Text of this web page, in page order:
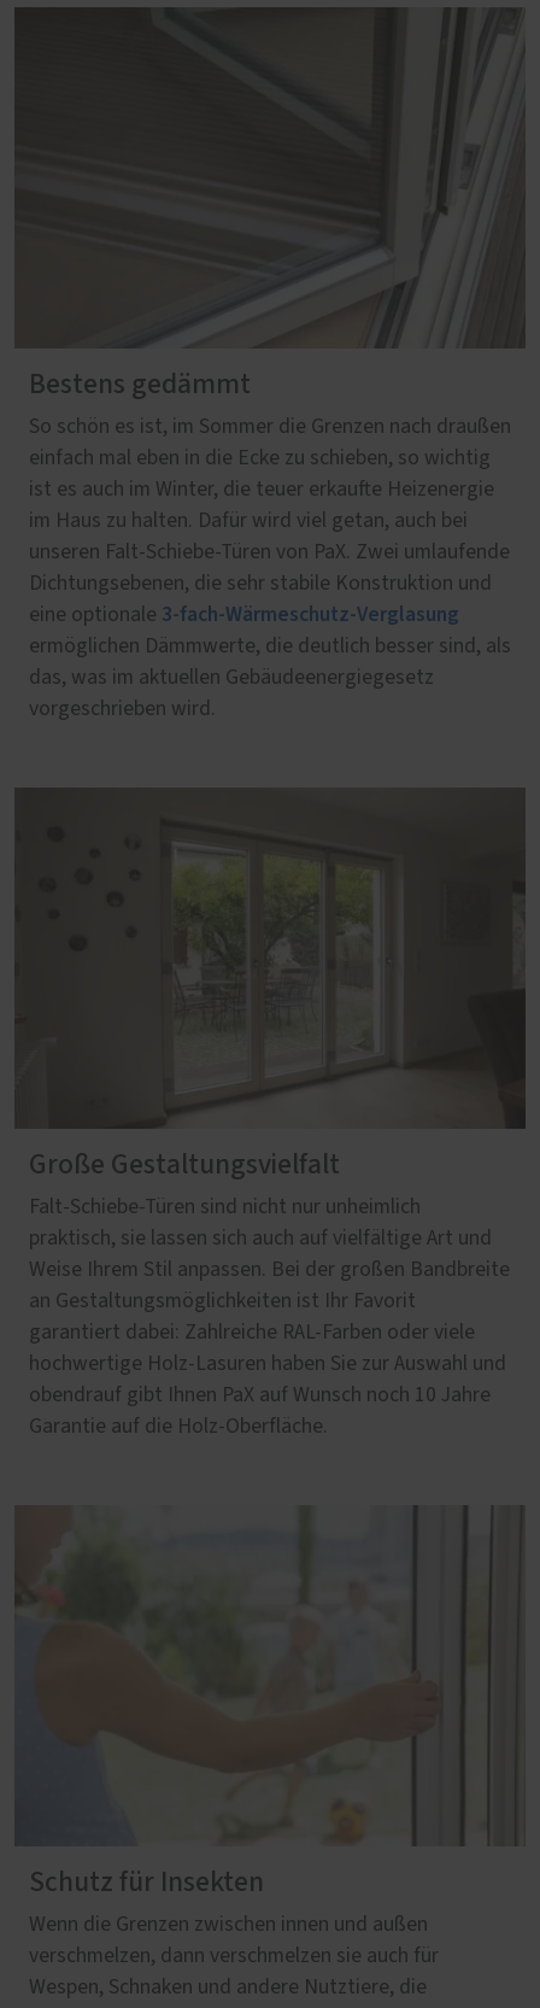
Bestens gedämmt
So schön es ist, im Sommer die Grenzen nach draußen
einfach mal eben in die Ecke zu schieben, so wichtig
ist es auch im Winter, die teuer erkaufte Heizenergie
im Haus zu halten. Dafür wird viel getan, auch bei
unseren Falt-Schiebe-Türen von PaX. Zwei umlaufende
Dichtungsebenen, die sehr stabile Konstruktion und
eine optionale 3-fach-Wärmeschutz-Verglasung
ermöglichen Dämmwerte, die deutlich besser sind, als
das, was im aktuellen Gebäudeenergiegesetz
vorgeschrieben wird.
Große Gestaltungsvielfalt
Falt-Schiebe-Türen sind nicht nur unheimlich
praktisch, sie lassen sich auch auf vielfältige Art und
Weise Ihrem Stil anpassen. Bei der großen Bandbreite
an Gestaltungsmöglichkeiten ist Ihr Favorit
garantiert dabei: Zahlreiche RAL-Farben oder viele
hochwertige Holz-Lasuren haben Sie zur Auswahl und
obendrauf gibt Ihnen PaX auf Wunsch noch 10 Jahre
Garantie auf die Holz-Oberfläche.
Schutz für Insekten
Wenn die Grenzen zwischen innen und außen
verschmelzen, dann verschmelzen sie auch für
Wespen, Schnaken und andere Nutztiere, die